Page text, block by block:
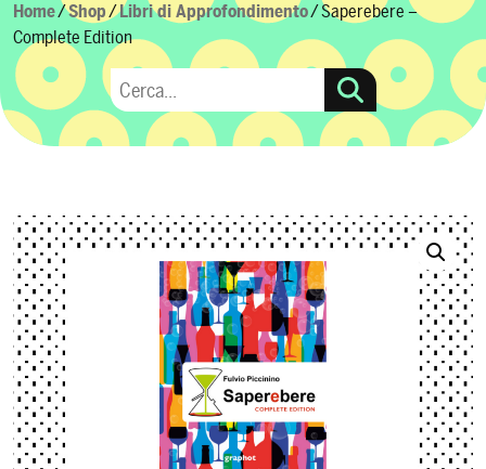
Home/Shop/Libri di Approfondimento/ Saperebere –
Complete Edition